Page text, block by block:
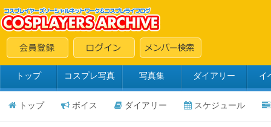
トップ コスプレ写真 写真集 ダイアリー イ
トップ ボイス ダイアリー スケジュール